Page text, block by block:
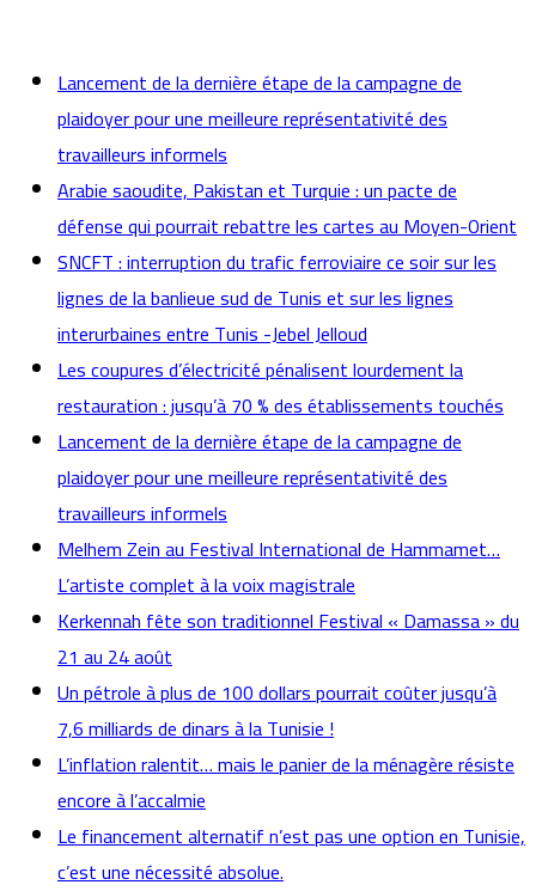
Lancement de la dernière étape de la campagne de
plaidoyer pour une meilleure représentativité des
travailleurs informels
Arabie saoudite, Pakistan et Turquie : un pacte de
défense qui pourrait rebattre les cartes au Moyen-Orient
SNCFT : interruption du trafic ferroviaire ce soir sur les
lignes de la banlieue sud de Tunis et sur les lignes
interurbaines entre Tunis -Jebel Jelloud
Les coupures d’électricité pénalisent lourdement la
restauration : jusqu’à 70 % des établissements touchés
Lancement de la dernière étape de la campagne de
plaidoyer pour une meilleure représentativité des
travailleurs informels
Melhem Zein au Festival International de Hammamet…
L’artiste complet à la voix magistrale
Kerkennah fête son traditionnel Festival « Damassa » du
21 au 24 août
Un pétrole à plus de 100 dollars pourrait coûter jusqu’à
7,6 milliards de dinars à la Tunisie !
L’inflation ralentit… mais le panier de la ménagère résiste
encore à l’accalmie
Le financement alternatif n’est pas une option en Tunisie,
c’est une nécessité absolue.